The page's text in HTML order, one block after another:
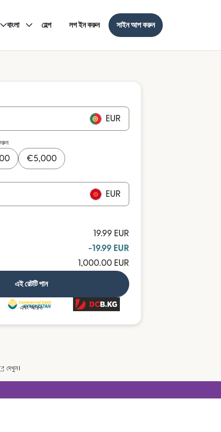
বাংলা হেল্প লগ ইন করুন সাইন আপ করুন
EUR
€5,000
EUR
19.99 EUR
-19.99 EUR
1,000.00 EUR
এই রেটটি পান
এবং আরও
(নতুন উইন্ডোতে খুলবে)
দেখুন।